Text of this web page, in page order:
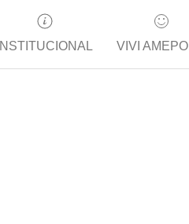
INSTITUCIONAL VIVI